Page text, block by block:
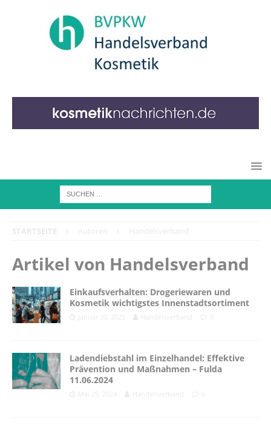
Artikel von Handelsverband
Einkaufsverhalten: Drogeriewaren und
Kosmetik wichtigstes Innenstadtsortiment
Ladendiebstahl im Einzelhandel: Effektive
Prävention und Maßnahmen – Fulda
11.06.2024